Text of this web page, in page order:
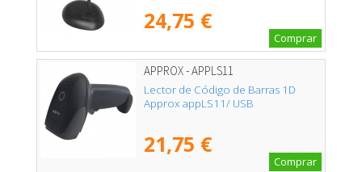
24,75 €
Comprar
APPROX - APPLS11
Lector de Código de Barras 1D
Approx appLS11/ USB
21,75 €
Comprar